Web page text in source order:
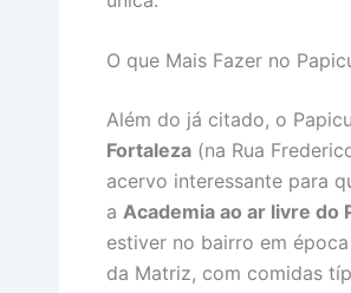
O que Mais Fazer no
Além do já citado, o
Fortaleza (na Rua
acervo interessante para
a Academia ao ar livre do
estiver no bairro em
da Matriz, com comidas